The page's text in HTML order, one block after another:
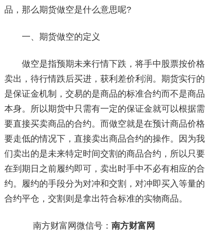
品，那么期货做空是什么意思呢?
一、期货做空的定义
做空是指预期未来行情下跌，将手中股票按价格
卖出，待行情跌后买进，获利差价利润。期货实行的
是保证金机制，交易的是商品的标准合约而不是商品
本身。所以期货中只需有一定的保证金就可以根据需
要直接买卖商品的合约。而做空就是在预计商品价格
要走低的情况下，直接卖出商品合约的操作。因为我
们卖出的是未来特定时间交割的商品合约，所以只要
在到期日之前履约即可，卖出时手中不必有相应的合
约。履约的手段分为对冲和交割，对冲即买入等量的
合约平仓，交割则是拿出符合标准的实物商品。
南方财富网微信号： 南方财富网